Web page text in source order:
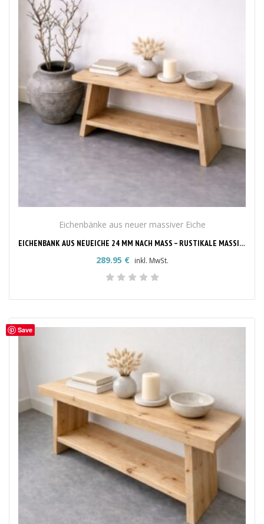
Eichenbänke aus neuer massiver Eiche
EICHENBANK AUS NEUEICHE 24 MM NACH MASS – RUSTIKALE MASSIVHOLZBANK
289.95 € inkl. MwSt.
Save